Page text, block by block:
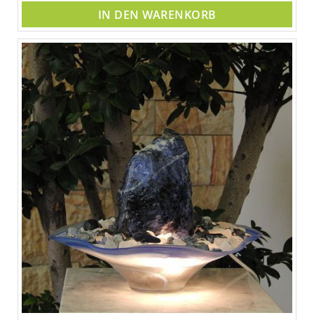
IN DEN WARENKORB